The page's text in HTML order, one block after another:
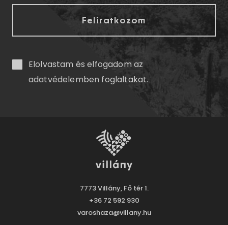
Elolvastam és elfogadom az
adatvédelemben foglaltakat.
7773 Villány, Fő tér 1.
+36 72 592 930
varoshaza@villany.hu